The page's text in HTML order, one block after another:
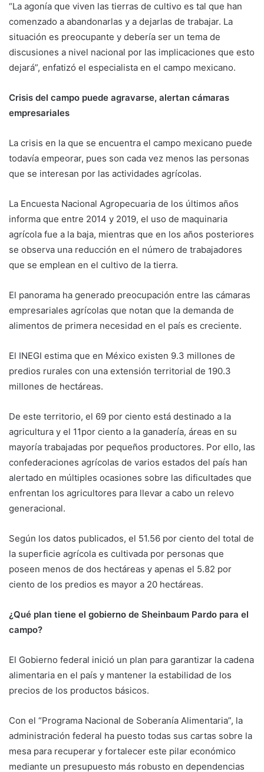
“La agonía que viven las tierras de cultivo es tal que han
comenzado a abandonarlas y a dejarlas de trabajar. La
situación es preocupante y debería ser un tema de
discusiones a nivel nacional por las implicaciones que esto
dejará”, enfatizó el especialista en el campo mexicano.
Crisis del campo puede agravarse, alertan cámaras
empresariales
La crisis en la que se encuentra el campo mexicano puede
todavía empeorar, pues son cada vez menos las personas
que se interesan por las actividades agrícolas.
La Encuesta Nacional Agropecuaria de los últimos años
informa que entre 2014 y 2019, el uso de maquinaria
agrícola fue a la baja, mientras que en los años posteriores
se observa una reducción en el número de trabajadores
que se emplean en el cultivo de la tierra.
El panorama ha generado preocupación entre las cámaras
empresariales agrícolas que notan que la demanda de
alimentos de primera necesidad en el país es creciente.
El INEGI estima que en México existen 9.3 millones de
predios rurales con una extensión territorial de 190.3
millones de hectáreas.
De este territorio, el 69 por ciento está destinado a la
agricultura y el 11por ciento a la ganadería, áreas en su
mayoría trabajadas por pequeños productores. Por ello, las
confederaciones agrícolas de varios estados del país han
alertado en múltiples ocasiones sobre las dificultades que
enfrentan los agricultores para llevar a cabo un relevo
generacional.
Según los datos publicados, el 51.56 por ciento del total de
la superficie agrícola es cultivada por personas que
poseen menos de dos hectáreas y apenas el 5.82 por
ciento de los predios es mayor a 20 hectáreas.
¿Qué plan tiene el gobierno de Sheinbaum Pardo para el
campo?
El Gobierno federal inició un plan para garantizar la cadena
alimentaria en el país y mantener la estabilidad de los
precios de los productos básicos.
Con el “Programa Nacional de Soberanía Alimentaria”, la
administración federal ha puesto todas sus cartas sobre la
mesa para recuperar y fortalecer este pilar económico
mediante un presupuesto más robusto en dependencias